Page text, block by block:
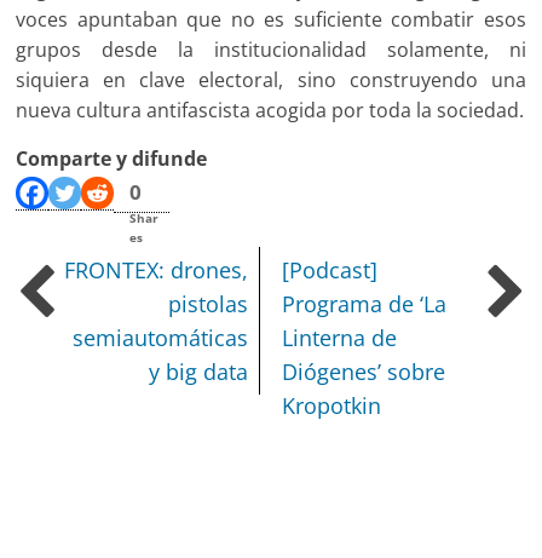
voces apuntaban que no es suficiente combatir esos
grupos desde la institucionalidad solamente, ni
siquiera en clave electoral, sino construyendo una
nueva cultura antifascista acogida por toda la sociedad.
Comparte y difunde
0
Shar
es
FRONTEX: drones,
pistolas
semiautomáticas
y big data
[Podcast]
Programa de ‘La
Linterna de
Diógenes’ sobre
Kropotkin